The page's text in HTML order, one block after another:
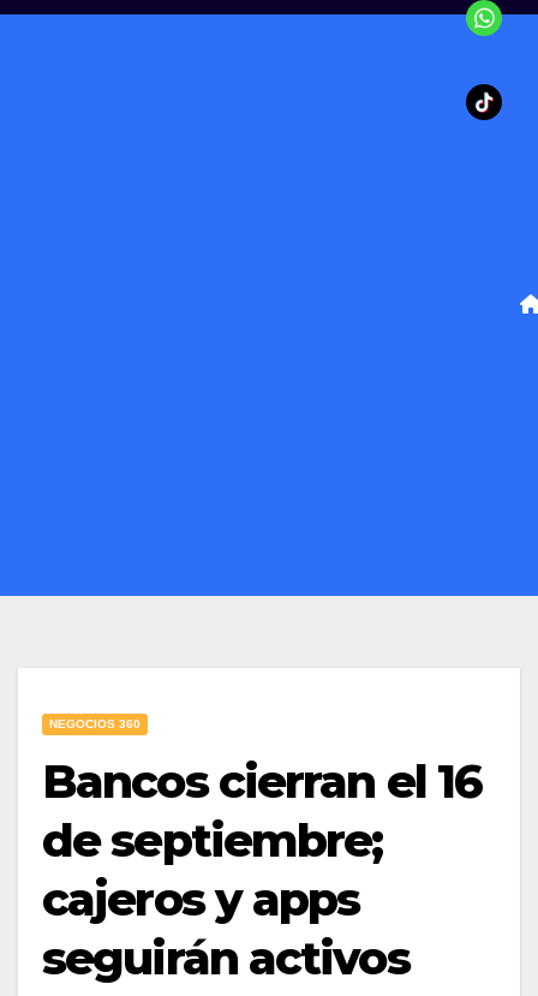
NEGOCIOS 360
Bancos cierran el 16
de septiembre;
cajeros y apps
seguirán activos